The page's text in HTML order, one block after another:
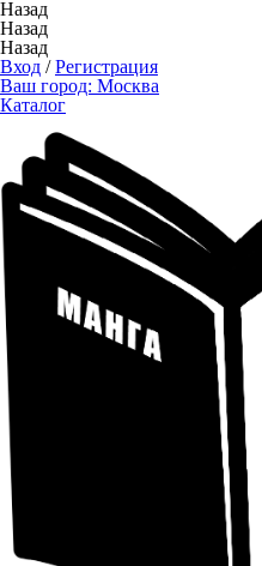
Назад
Назад
Назад
Вход /Регистрация
Ваш город: Москва
Каталог